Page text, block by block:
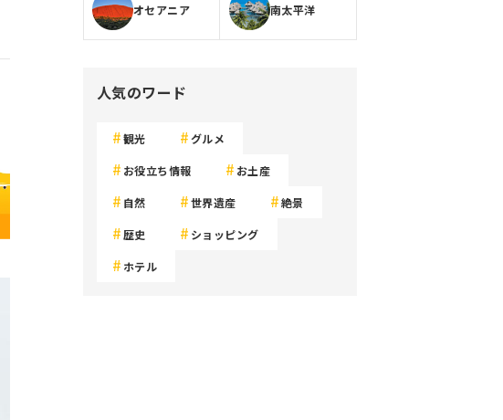
オセアニア 南太平洋
人気のワード
観光 グルメ
お役立ち情報 お土産
自然 世界遺産 絶景
歴史 ショッピング
ホテル